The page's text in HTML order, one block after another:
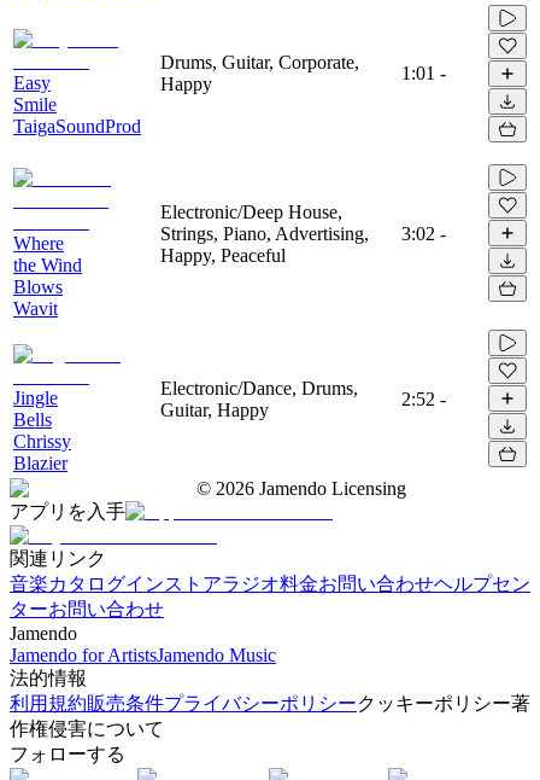
Easy
Smile
TaigaSoundProd
Drums, Guitar, Corporate,
Happy
1:01 -
Where
the Wind
Blows
Wavit
Electronic/Deep House,
Strings, Piano, Advertising,
Happy, Peaceful
3:02 -
Jingle
Bells
Chrissy
Blazier
Electronic/Dance, Drums,
Guitar, Happy
2:52 -
© 2026 Jamendo Licensing
アプリを入手
関連リンク
音楽カタログインストアラジオ料金お問い合わせヘルプセン
ターお問い合わせ
Jamendo
Jamendo for ArtistsJamendo Music
法的情報
利用規約販売条件プライバシーポリシークッキーポリシー著
作権侵害について
フォローする